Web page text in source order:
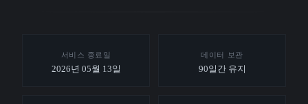
서비스 종료일
2026년 05월 13일
데이터 보관
90일간 유지